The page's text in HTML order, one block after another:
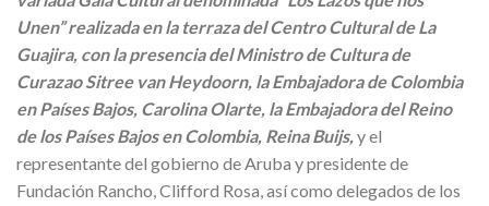
Unen” realizada en la terraza del Centro Cultural de La
Guajira, con la presencia del Ministro de Cultura de
Curazao Sitree van Heydoorn, la Embajadora de Colombia
en Países Bajos, Carolina Olarte, la Embajadora del Reino
de los Países Bajos en Colombia, Reina Buijs,y el
representante del gobierno de Aruba y presidente de
Fundación Rancho, Clifford Rosa, así como delegados de los